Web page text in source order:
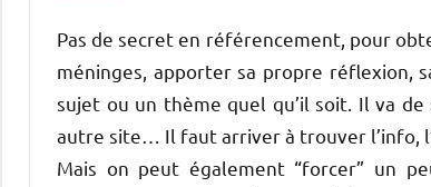
Pas de secret en référencement, pour
méninges, apporter sa propre réflexion,
sujet ou un thème quel qu’il soit. Il va
autre site… Il faut arriver à trouver l’info,
Mais on peut également “forcer” un